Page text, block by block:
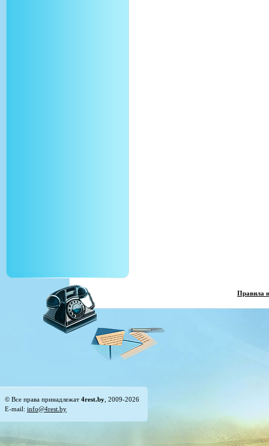
Правила
© Все права принадлежат 4rest.by , 2009-2026
E-mail: info@4rest.by